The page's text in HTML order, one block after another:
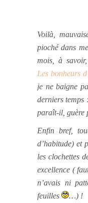
Voilà,
pioché dans
mois, à
Les bonheurs
je ne baigne
derniers temps
paraît-il, guère
Enfin bref,
d’habitude) et
les clochettes
excellence (
n’avais ni
feuilles
…) !